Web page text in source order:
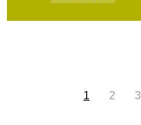
1 2 3